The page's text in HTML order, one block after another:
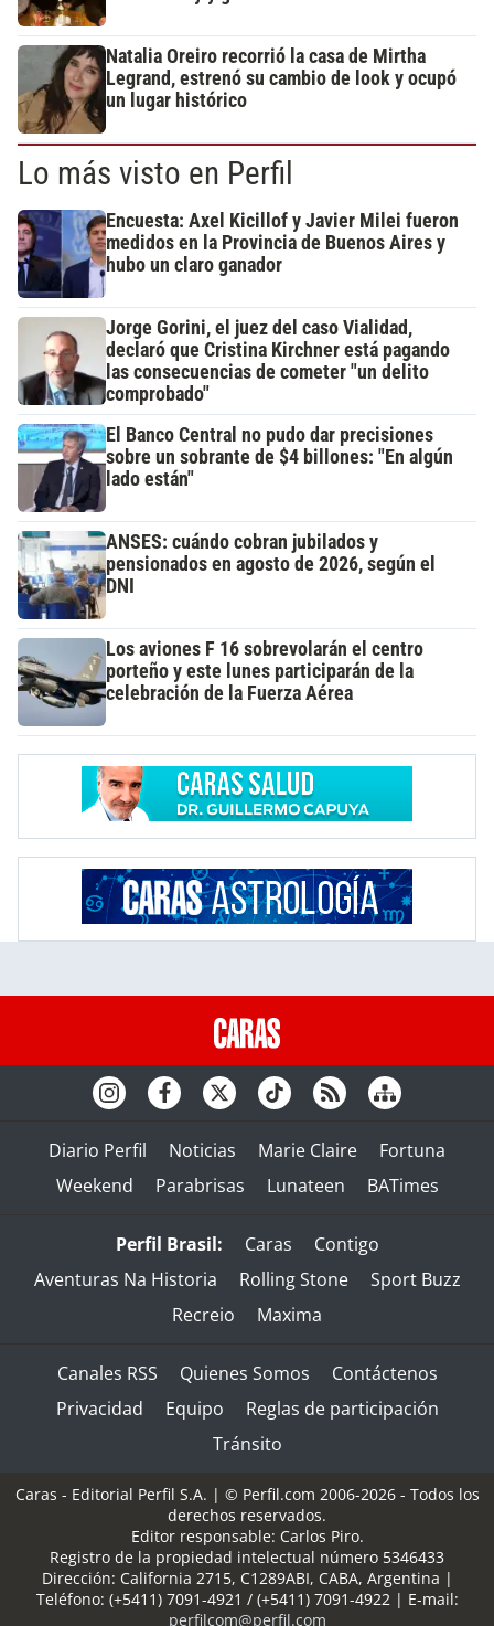
Natalia Oreiro recorrió la casa de Mirtha
Legrand, estrenó su cambio de look y ocupó
un lugar histórico
Lo más visto en Perfil
Encuesta: Axel Kicillof y Javier Milei fueron
medidos en la Provincia de Buenos Aires y
hubo un claro ganador
Jorge Gorini, el juez del caso Vialidad,
declaró que Cristina Kirchner está pagando
las consecuencias de cometer "un delito
comprobado"
El Banco Central no pudo dar precisiones
sobre un sobrante de $4 billones: "En algún
lado están"
ANSES: cuándo cobran jubilados y
pensionados en agosto de 2026, según el
DNI
Los aviones F 16 sobrevolarán el centro
porteño y este lunes participarán de la
celebración de la Fuerza Aérea
Diario Perfil Noticias Marie Claire
Fortuna
Weekend
Parabrisas Lunateen BATimes
Perfil Brasil: Caras
Contigo
Aventuras Na Historia
Rolling Stone
Sport Buzz
Recreio
Maxima
Canales RSS Quienes Somos
Contáctenos
Privacidad
Equipo
Reglas de participación
Tránsito
Caras - Editorial Perfil S.A. | © Perfil.com 2006-2026 - Todos los
derechos reservados.
Editor responsable: Carlos Piro.
Registro de la propiedad intelectual número 5346433
Dirección: California 2715, C1289ABI, CABA, Argentina |
Teléfono: (+5411) 7091-4921 / (+5411) 7091-4922 | E-mail:
perfilcom@perfil.com